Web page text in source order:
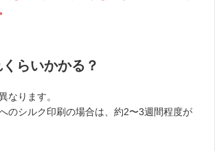
らいかかる？
なります。
のシルク印刷の場合は、約2〜3週間程度が